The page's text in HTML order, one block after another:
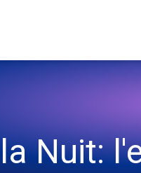
Nuit:
de la mixologie